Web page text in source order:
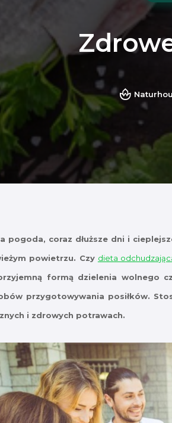
pogoda, coraz dłuższe dni i
powietrzu. Czy dieta
formą dzielenia wolnego
przygotowywania posiłków.
i zdrowych potrawach.